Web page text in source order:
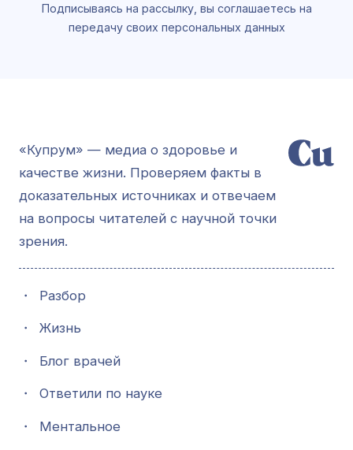
Подписываясь на рассылку, вы соглашаетесь на
передачу своих персональных данных
«Купрум» — медиа о здоровье и
качестве жизни. Проверяем факты в
доказательных источниках и отвечаем
на вопросы читателей с научной точки
зрения.
・ Разбор
・ Жизнь
・ Блог врачей
・ Ответили по науке
・ Ментальное